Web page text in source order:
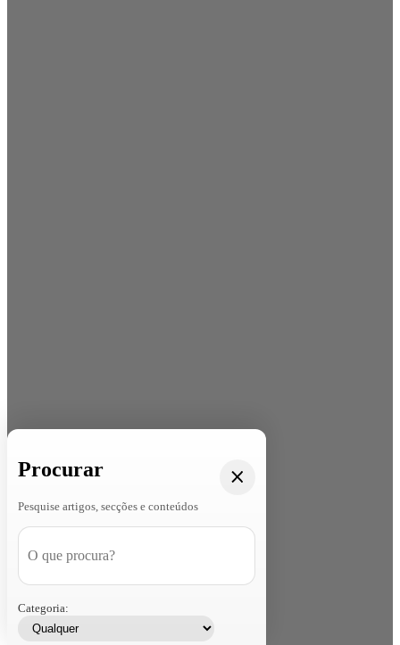
Procurar
Pesquise artigos, secções e conteúdos
Categoria: